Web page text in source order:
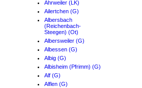
Ahrweiler (LK)
Ailertchen (G)
Albersbach
(Reichenbach-
Steegen) (Ot)
Albersweiler (G)
Albessen (G)
Albig (G)
Albisheim (Pfrimm) (G)
Alf (G)
Alflen (G)